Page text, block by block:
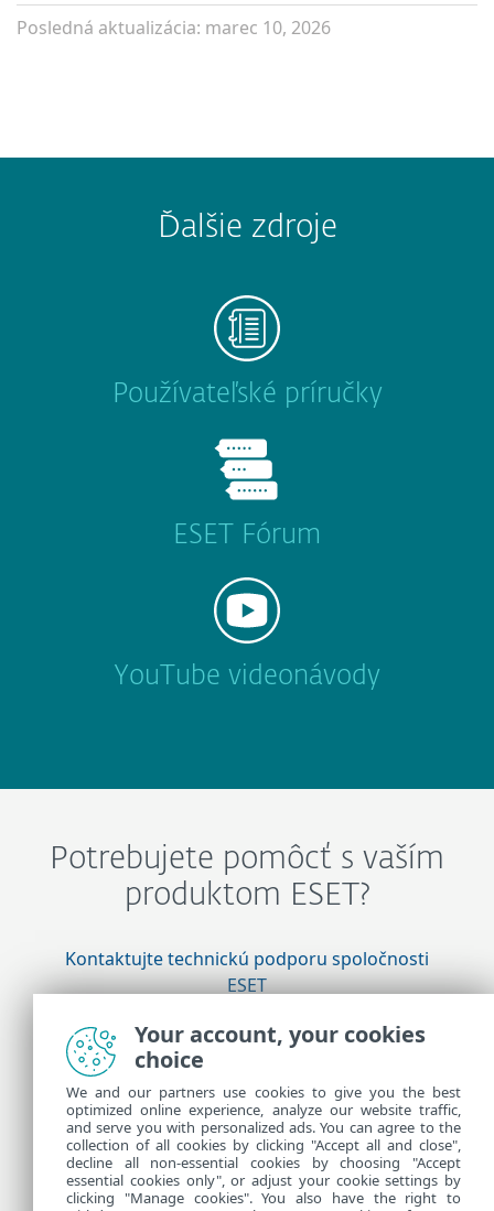
Posledná aktualizácia: marec 10, 2026
Ďalšie zdroje
Používateľské príručky
ESET Fórum
YouTube videonávody
Potrebujete pomôcť s vaším
produktom ESET?
Kontaktujte technickú podporu spoločnosti
ESET
Viac informácií
Novinky technickej podpory
Odporúčania pre zákazníkov
Your account, your cookies
choice
We and our partners use cookies to give you the best
optimized online experience, analyze our website traffic,
and serve you with personalized ads. You can agree to the
collection of all cookies by clicking "Accept all and close",
decline all non-essential cookies by choosing "Accept
essential cookies only", or adjust your cookie settings by
clicking "Manage cookies". You also have the right to